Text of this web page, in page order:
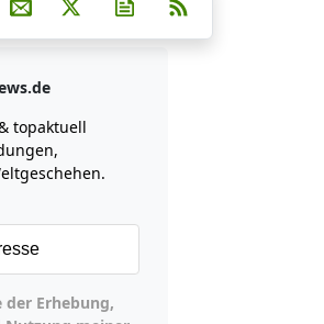
auf Pinterest
Per E-Mail teilen
Post auf XNewsletter
topaktuell